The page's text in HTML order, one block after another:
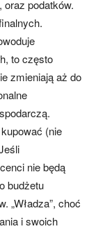
podatków.
to często
zmieniają aż do
(nie
nie będą
budżetu
„Władza”, choć
i swoich